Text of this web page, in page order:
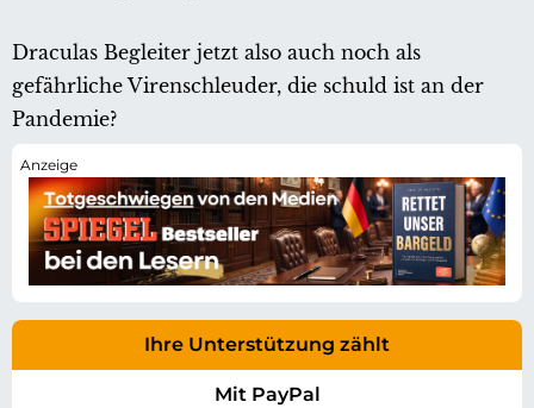
Draculas Begleiter jetzt also auch noch als
gefährliche Virenschleuder, die schuld ist an der
Pandemie?
Ihre Unterstützung zählt
Mit PayPal